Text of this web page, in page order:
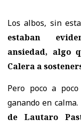
Los albos, sin
estaban
ansiedad, algo
Calera a
Pero poco a
ganando en
de Lautaro